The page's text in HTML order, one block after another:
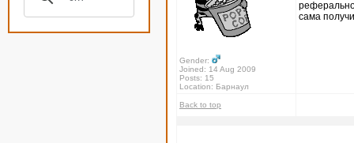
Gender:
Joined: 14 Aug 2009
Posts: 15
Location: Барнаул
сама
Back to top